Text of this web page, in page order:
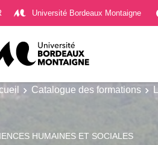
Université Bordeaux Montaigne
Catalogue des formations
HUMAINES ET SOCIALES